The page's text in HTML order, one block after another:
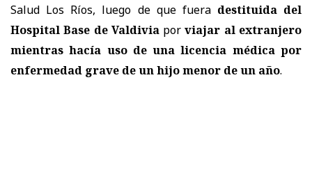
Salud Los Ríos, luego de que fuera destituida del
Hospital Base de Valdiviaporviajar al extranjero
mientras hacía uso de una licencia médica por
enfermedad grave de un hijo menor de un año.